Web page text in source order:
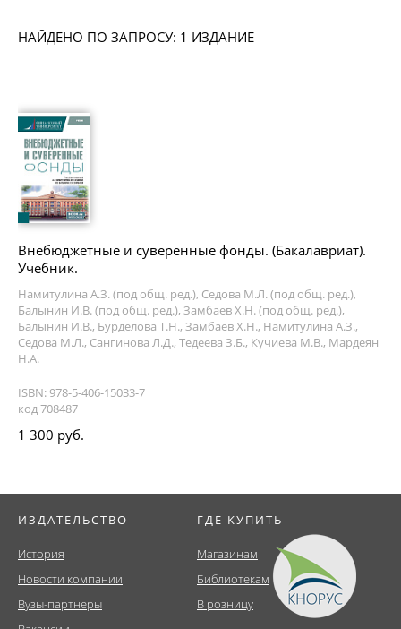
НАЙДЕНО ПО ЗАПРОСУ: 1 ИЗДАНИЕ
Внебюджетные и суверенные фонды. (Бакалавриат).
Учебник.
Намитулина А.З. (под общ. ред.), Седова М.Л. (под общ. ред.),
Балынин И.В. (под общ. ред.), Замбаев Х.Н. (под общ. ред.),
Балынин И.В., Бурделова Т.Н., Замбаев Х.Н., Намитулина А.З.,
Седова М.Л., Сангинова Л.Д., Тедеева З.Б., Кучиева М.В., Мардеян
Н.А.
ISBN: 978-5-406-15033-7
код 708487
1 300 руб.
ИЗДАТЕЛЬСТВО
История
Новости компании
Вузы-партнеры
ГДЕ КУПИТЬ
Магазинам
Библиотекам
В розницу